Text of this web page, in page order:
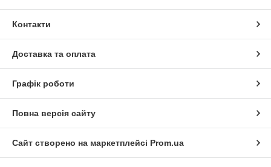
Контакти
Доставка та оплата
Графік роботи
Повна версія сайту
Сайт створено на маркетплейсі Prom.ua